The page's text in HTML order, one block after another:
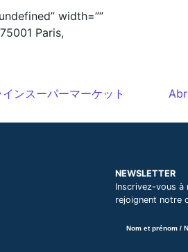
width=””
Paris,
ンスーパーマーケット
NEWSLETTER
Inscrivez-vous à
rejoignent notre
Nom et prénom /